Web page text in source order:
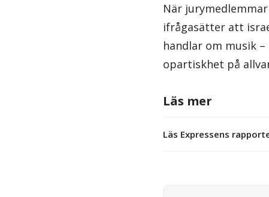
När
ifrågasätter att
handlar om musik
opartiskhet på
Läs mer
Läs Expressens